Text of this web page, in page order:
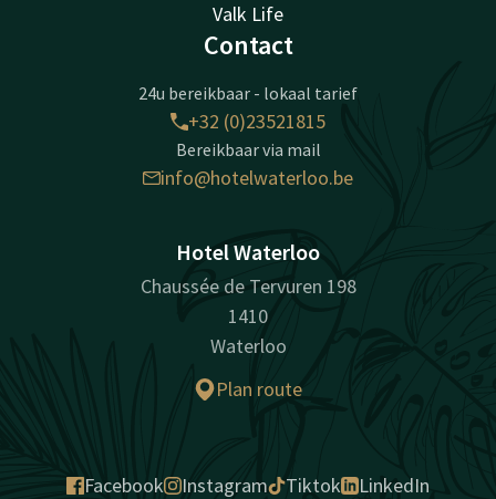
Valk Life
Contact
24u bereikbaar - lokaal tarief
+32 (0)23521815
Bereikbaar via mail
info@hotelwaterloo.be
Hotel Waterloo
Chaussée de Tervuren 198
1410
Waterloo
Plan route
Facebook Instagram Tiktok LinkedIn